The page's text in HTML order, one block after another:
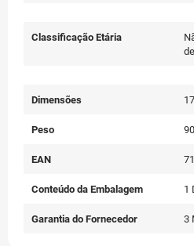
Classificação Etária
Dimensões
Peso
EAN
Conteúdo da Embalagem 1
Garantia do Fornecedor 3